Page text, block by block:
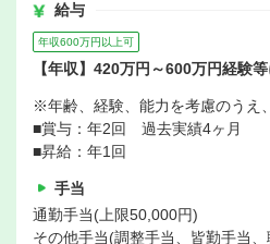
給与
年収600万円以上可
【年収】420万円～600万円経験
※年齢、経験、能力を考慮のうえ
■賞与：年2回 過去実績4ヶ月
■昇給：年1回
手当
通勤手当(上限50,000円)
その他手当(調整手当、皆勤手当